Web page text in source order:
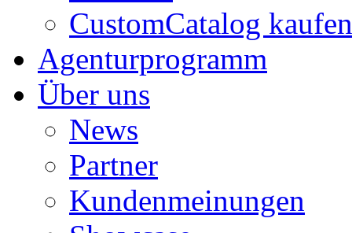
CustomCatalog kaufen
Agenturprogramm
Über uns
News
Partner
Kundenmeinungen